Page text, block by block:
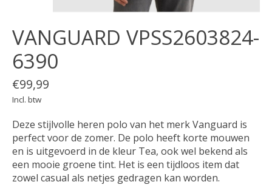
VANGUARD VPSS2603824-
6390
€99,99
Incl. btw
Deze stijlvolle heren polo van het merk Vanguard is
perfect voor de zomer. De polo heeft korte mouwen
en is uitgevoerd in de kleur Tea, ook wel bekend als
een mooie groene tint. Het is een tijdloos item dat
zowel casual als netjes gedragen kan worden.